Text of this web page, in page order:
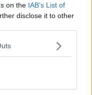
on the IAB’s List of
disclose it to other
separati dall’albume;
frusta (anche elettrica)
un pizzico di sale e
di semi di girasole
gocce; volendo un sapore
vergine di olivo (in
con il quale si